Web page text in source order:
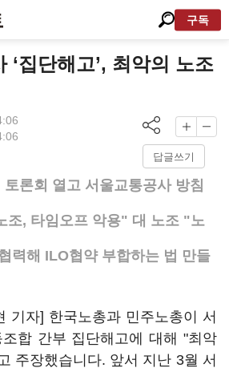
구독
‘집단해고’, 최악의 노조
답글쓰기
론회 열고 서울교통공사 방침
조, 타임오프 악용" 대 노조 "노
력해 ILO협약 부합하는 법 만들
기자] 한국노총과 민주노총이 서
합 간부 집단해고에 대해 "최악
주장했습니다. 앞서 지난 3월 서